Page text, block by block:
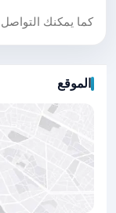
كما يمكنك
الموقع